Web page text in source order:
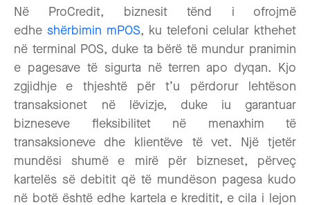
Në ProCredit, biznesit tënd i ofrojmë
edhe shërbimin mPOS, ku telefoni celular kthehet
në terminal POS, duke ta bërë të mundur pranimin
e pagesave të sigurta në terren apo dyqan. Kjo
zgjidhje e thjeshtë për t’u përdorur lehtëson
transaksionet në lëvizje, duke iu garantuar
bizneseve fleksibilitet në menaxhim të
transaksioneve dhe klientëve të vet. Një tjetër
mundësi shumë e mirë për bizneset, përveç
kartelës së debitit që të mundëson pagesa kudo
në botë është edhe kartela e kreditit, e cila i lejon